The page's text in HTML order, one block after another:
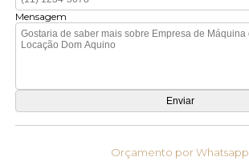
Mensagem
Orçamento por Whatsapp